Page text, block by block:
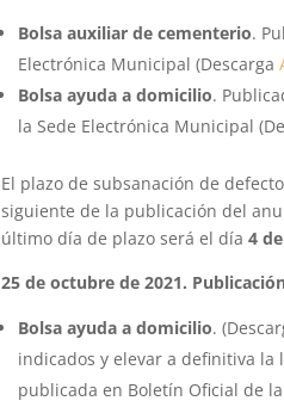
Bolsa auxiliar de cementerio.
Electrónica Municipal (Descarga
Bolsa ayuda a domicilio.
la Sede Electrónica Municipal
El plazo de subsanación de
siguiente de la publicación del
último día de plazo será el día4
25 de octubre de 2021.
Bolsa ayuda a domicilio.
indicados y elevar a definitiva
publicada en Boletín Oficial de